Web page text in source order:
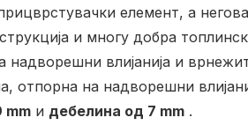
елемент, а
и многу добра
влијанија и
отпорна на надворешни
mm и дебелина од 7 mm .